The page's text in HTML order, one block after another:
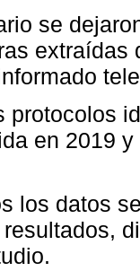
se
extraídas
protocolos
en 2019
los datos